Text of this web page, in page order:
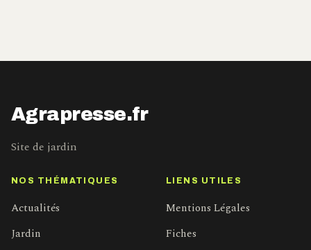
Agrapresse.fr
Site de jardin
NOS THÉMATIQUES
Actualités
Jardin
LIENS UTILES
Mentions Légales
Fiches